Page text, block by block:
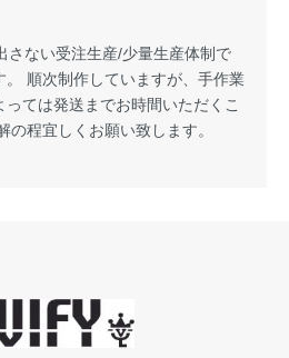
さない受注生産/少量生産体制で
順次制作していますが、手作業
ては発送までお時間いただくこ
の程宜しくお願い致します。